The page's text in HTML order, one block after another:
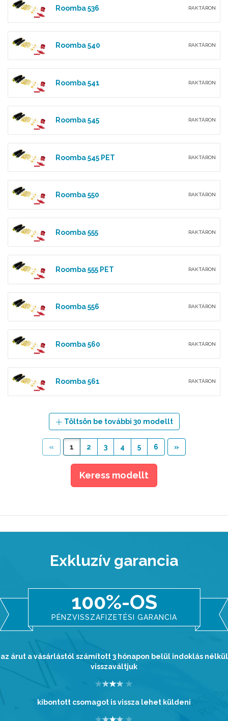
Roomba 536 RAKTÁRON
Roomba 540 RAKTÁRON
Roomba 541 RAKTÁRON
Roomba 545 RAKTÁRON
Roomba 545 PET RAKTÁRON
Roomba 550 RAKTÁRON
Roomba 555 RAKTÁRON
Roomba 555 PET RAKTÁRON
Roomba 556 RAKTÁRON
Roomba 560 RAKTÁRON
Roomba 561 RAKTÁRON
Töltsön be további 30 modellt
« 1 2 3 4 5 6 »
Keress modellt
Exkluzív garancia
100%-OS
PÉNZVISSZAFIZETÉSI GARANCIA
az árut a vásárlástól számított 3 hónapon belül indoklás nélkül
visszaváltjuk
kibontott csomagot is vissza lehet küldeni